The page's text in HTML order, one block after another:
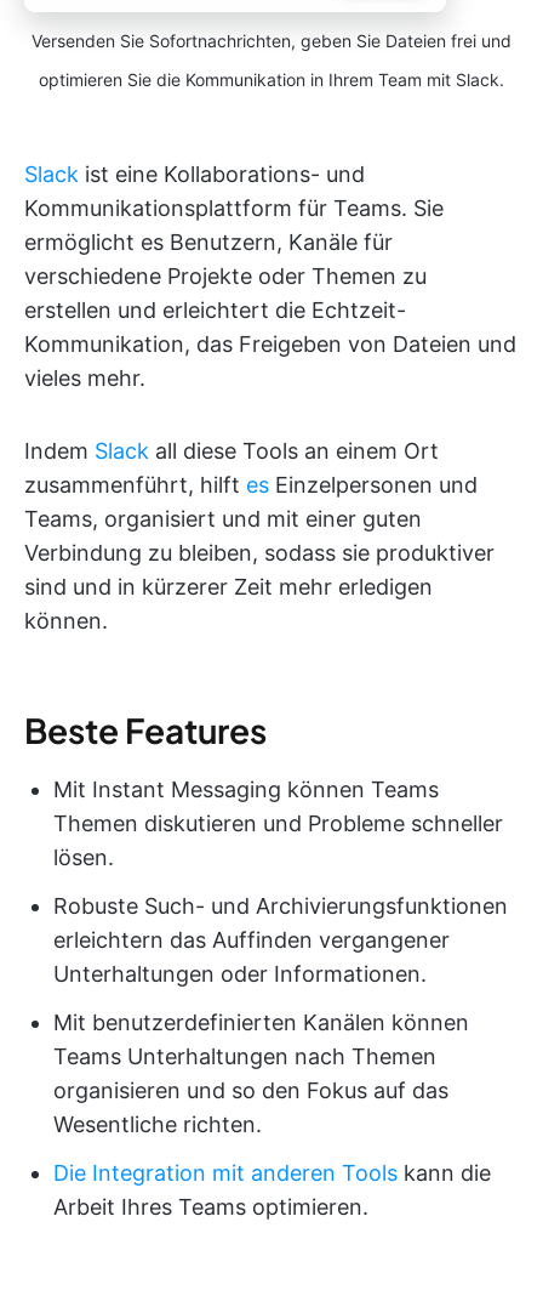
Versenden Sie Sofortnachrichten, geben Sie Dateien frei und
optimieren Sie die Kommunikation in Ihrem Team mit Slack.
Slack ist eine Kollaborations- und
Kommunikationsplattform für Teams. Sie
ermöglicht es Benutzern, Kanäle für
verschiedene Projekte oder Themen zu
erstellen und erleichtert die Echtzeit-
Kommunikation, das Freigeben von Dateien und
vieles mehr.
Indem Slack all diese Tools an einem Ort
zusammenführt, hilft es Einzelpersonen und
Teams, organisiert und mit einer guten
Verbindung zu bleiben, sodass sie produktiver
sind und in kürzerer Zeit mehr erledigen
können.
Beste Features
Mit Instant Messaging können Teams
Themen diskutieren und Probleme schneller
lösen.
Robuste Such- und Archivierungsfunktionen
erleichtern das Auffinden vergangener
Unterhaltungen oder Informationen.
Mit benutzerdefinierten Kanälen können
Teams Unterhaltungen nach Themen
organisieren und so den Fokus auf das
Wesentliche richten.
Die Integration mit anderen Tools kann die
Arbeit Ihres Teams optimieren.